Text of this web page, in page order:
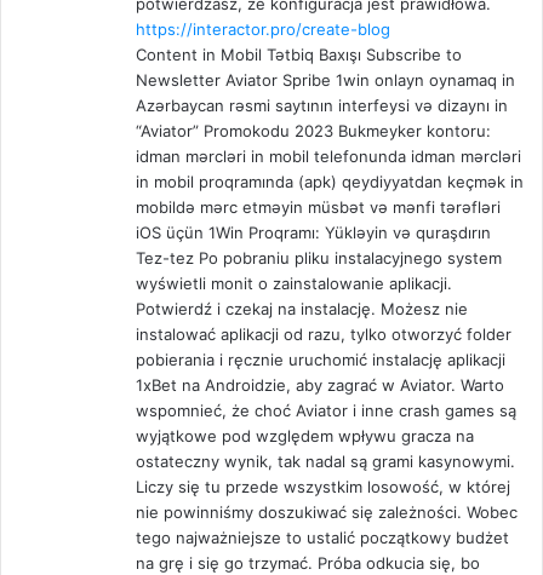
potwierdzasz, że konfiguracja jest prawidłowa.
https://interactor.pro/create-blog
Content in Mobil Tətbiq Baxışı Subscribe to
Newsletter Aviator Spribe 1win onlayn oynamaq in
Azərbaycan rəsmi saytının interfeysi və dizaynı in
“Aviator” Promokodu 2023 Bukmeyker kontoru:
idman mərcləri in mobil telefonunda idman mərcləri
in mobil proqramında (apk) qeydiyyatdan keçmək in
mobildə mərc etməyin müsbət və mənfi tərəfləri
iOS üçün 1Win Proqramı: Yükləyin və quraşdırın
Tez-tez Po pobraniu pliku instalacyjnego system
wyświetli monit o zainstalowanie aplikacji.
Potwierdź i czekaj na instalację. Możesz nie
instalować aplikacji od razu, tylko otworzyć folder
pobierania i ręcznie uruchomić instalację aplikacji
1xBet na Androidzie, aby zagrać w Aviator. Warto
wspomnieć, że choć Aviator i inne crash games są
wyjątkowe pod względem wpływu gracza na
ostateczny wynik, tak nadal są grami kasynowymi.
Liczy się tu przede wszystkim losowość, w której
nie powinniśmy doszukiwać się zależności. Wobec
tego najważniejsze to ustalić początkowy budżet
na grę i się go trzymać. Próba odkucia się, bo